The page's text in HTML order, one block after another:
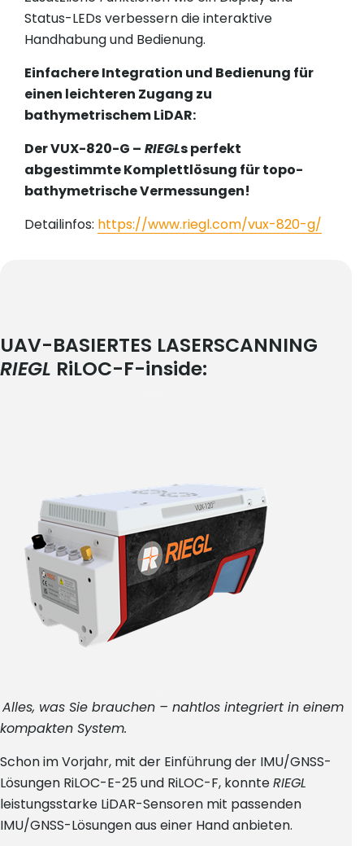
Status-LEDs verbessern die interaktive
Handhabung und Bedienung.
Einfachere Integration und Bedienung für
einen leichteren Zugang zu
bathymetrischem LiDAR:
Der VUX-820-G – RIEGLs perfekt
abgestimmte Komplettlösung für topo-
bathymetrische Vermessungen!
Detailinfos: https://www.riegl.com/vux-820-g/
UAV-BASIERTES LASERSCANNING
RIEGL RiLOC-F-inside:
Alles, was Sie brauchen – nahtlos integriert in einem
kompakten System.
Schon im Vorjahr, mit der Einführung der IMU/GNSS-
Lösungen RiLOC-E-25 und RiLOC-F, konnteRIEGL
leistungsstarke LiDAR-Sensoren mit passenden
IMU/GNSS-Lösungen aus einer Hand anbieten.